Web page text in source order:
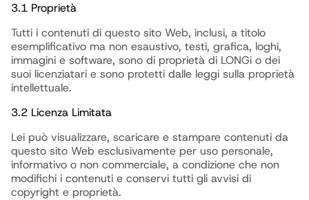
3.1 Proprietà
Tutti i contenuti di questo sito Web, inclusi, a titolo
esemplificativo ma non esaustivo, testi, grafica, loghi,
immagini e software, sono di proprietà di LONGi o dei
suoi licenziatari e sono protetti dalle leggi sulla proprietà
intellettuale.
3.2 Licenza Limitata
Lei può visualizzare, scaricare e stampare contenuti da
questo sito Web esclusivamente per uso personale,
informativo o non commerciale, a condizione che non
modifichi i contenuti e conservi tutti gli avvisi di
copyright e proprietà.